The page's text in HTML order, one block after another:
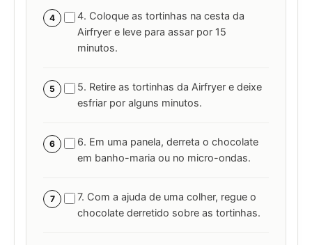
4
4. Coloque as tortinhas na cesta da
Airfryer e leve para assar por 15
minutos.
5
5. Retire as tortinhas da Airfryer e deixe
esfriar por alguns minutos.
6
6. Em uma panela, derreta o chocolate
em banho-maria ou no micro-ondas.
7
7. Com a ajuda de uma colher, regue o
chocolate derretido sobre as tortinhas.